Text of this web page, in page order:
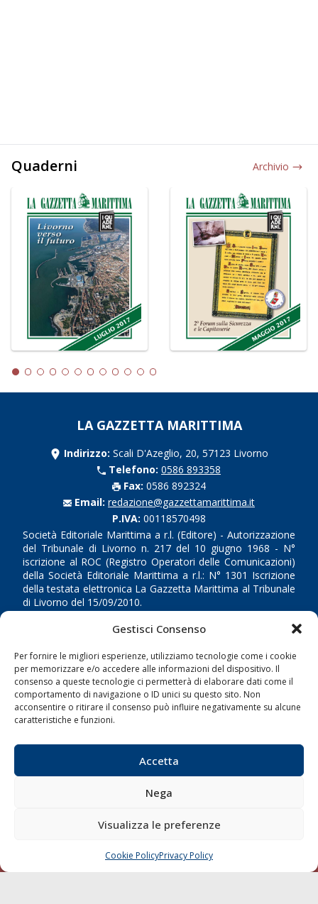
Gestisci Consenso
Per fornire le migliori esperienze, utilizziamo tecnologie come i cookie
per memorizzare e/o accedere alle informazioni del dispositivo. Il
consenso a queste tecnologie ci permetterà di elaborare dati come il
comportamento di navigazione o ID unici su questo sito. Non
acconsentire o ritirare il consenso può influire negativamente su alcune
caratteristiche e funzioni.
Accetta
Nega
Visualizza le preferenze
Cookie PolicyPrivacy Policy
Quaderni Archivio
LA GAZZETTA MARITTIMA
Indirizzo: Scali D'Azeglio, 20, 57123 Livorno
Telefono: 0586 893358
Fax: 0586 892324
Email: redazione@gazzettamarittima.it
P.IVA: 00118570498
Società Editoriale Marittima a r.l. (Editore) - Autorizzazione
del Tribunale di Livorno n. 217 del 10 giugno 1968 - N°
iscrizione al ROC (Registro Operatori delle Comunicazioni)
della Società Editoriale Marittima a r.l.: N° 1301 Iscrizione
della testata elettronica La Gazzetta Marittima al Tribunale
di Livorno del 15/09/2010.
LINK
Shipping
Porti/Interporti
Trasporti
Compagnie di Navigazione
Blue economy
Diporto
Contatti
CHIAMA SCRIVI